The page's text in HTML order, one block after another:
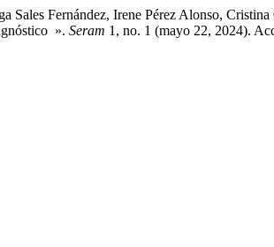
Fernández, Irene Pérez Alonso,
». Seram 1, no. 1 (mayo 22, 2024).